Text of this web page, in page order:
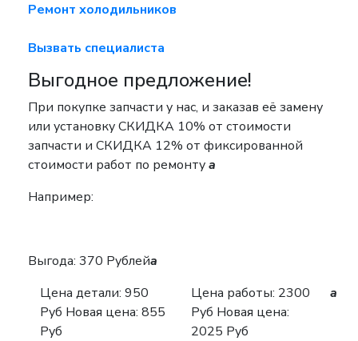
Ремонт холодильников
Вызвать специалиста
Выгодное предложение!
При покупке запчасти у нас, и заказав её замену
или установкуСКИДКА 10% от стоимости
запчасти и СКИДКА 12% от фиксированной
стоимости работ по ремонтуa
Например:
Выгода: 370 Рублейa
Цена детали: 950
Руб Новая цена: 855
Руб
Цена работы: 2300
Руб Новая цена:
2025 Руб
a